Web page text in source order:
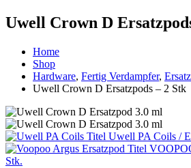
Uwell Crown D
Home
Shop
Hardware, Fertig Verdampfer,
Uwell Crown D Ersatzpods – 2 Stk
Uwell PA Coils /
Stk.